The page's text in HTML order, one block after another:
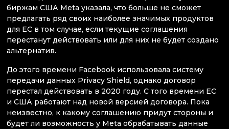
биржам США Meta указала, что больше не сможет
предлагать ряд своих наиболее значимых продуктов
для ЕС в том случае, если текущие соглашения
перестанут действовать или для них не будет создано
альтернатив.
До этого времени Facebook использовала систему
передачи данных Privacy Shield, однако договор
перестал действовать в 2020 году. С того времени ЕС
и США работают над новой версией договора. Пока
неизвестно, к какому соглашению придут стороны и
будет ли возможность у Meta обрабатывать данные